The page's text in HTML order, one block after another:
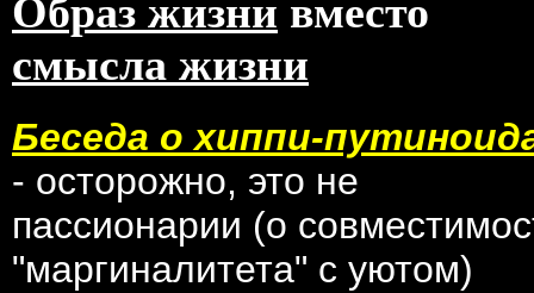
Образ жизни вместо
смысла жизни
Беседа о хиппи-
- осторожно, это не
пассионарии (о
"маргиналитета" с уютом)